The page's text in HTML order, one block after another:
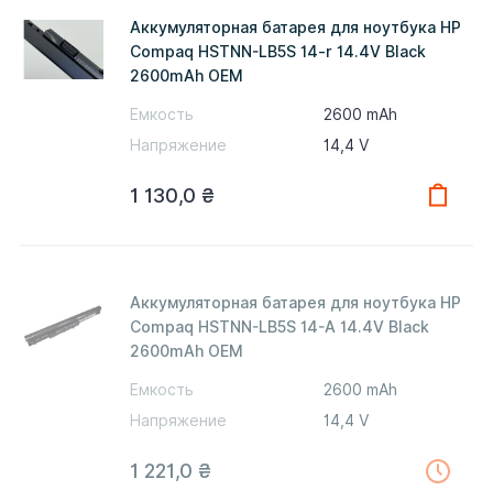
Аккумуляторная батарея для ноутбука HP
Compaq HSTNN-LB5S 14-r 14.4V Black
2600mAh OEM
Емкость
2600 mAh
Напряжение
14,4 V
1 130,0 ₴
Аккумуляторная батарея для ноутбука HP
Compaq HSTNN-LB5S 14-A 14.4V Black
2600mAh OEM
Емкость
2600 mAh
Напряжение
14,4 V
1 221,0 ₴